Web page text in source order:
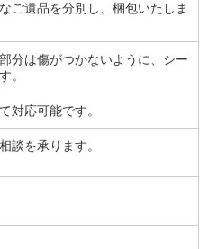
ご遺品を分別し、梱包いたしま
分は傷がつかないように、シー
。
対応可能です。
談を承ります。